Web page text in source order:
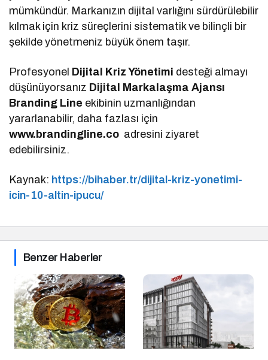
mümkündür. Markanızın dijital varlığını sürdürülebilir
kılmak için kriz süreçlerini sistematik ve bilinçli bir
şekilde yönetmeniz büyük önem taşır.
Profesyonel Dijital Kriz Yönetimi desteği almayı
düşünüyorsanız Dijital Markalaşma Ajansı
Branding Line ekibinin uzmanlığından
yararlanabilir, daha fazlası için
www.brandingline.co adresini ziyaret
edebilirsiniz.
Kaynak: https://bihaber.tr/dijital-kriz-yonetimi-
icin-10-altin-ipucu/
Benzer Haberler